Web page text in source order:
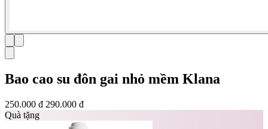
Bao cao su đôn gai nhỏ mềm Klana
250.000 đ 290.000 đ
Quà tặng